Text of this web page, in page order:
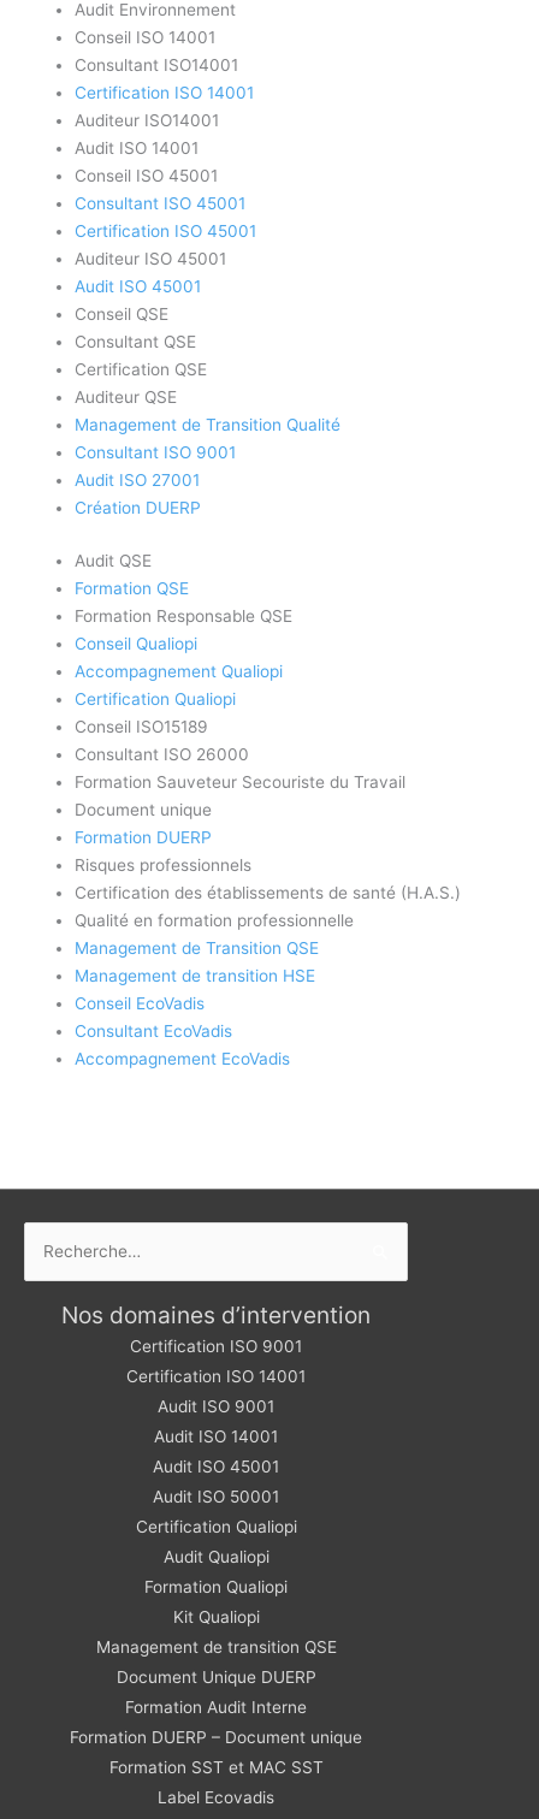
Audit Environnement
Conseil ISO 14001
Consultant ISO14001
Certification ISO 14001
Auditeur ISO14001
Audit ISO 14001
Conseil ISO 45001
Consultant ISO 45001
Certification ISO 45001
Auditeur ISO 45001
Audit ISO 45001
Conseil QSE
Consultant QSE
Certification QSE
Auditeur QSE
Management de Transition Qualité
Consultant ISO 9001
Audit ISO 27001
Création DUERP
Audit QSE
Formation QSE
Formation Responsable QSE
Conseil Qualiopi
Accompagnement Qualiopi
Certification Qualiopi
Conseil ISO15189
Consultant ISO 26000
Formation Sauveteur Secouriste du Travail
Document unique
Formation DUERP
Risques professionnels
Certification des établissements de santé (H.A.S.)
Qualité en formation professionnelle
Management de Transition QSE
Management de transition HSE
Conseil EcoVadis
Consultant EcoVadis
Accompagnement EcoVadis
Nos domaines d’intervention
Certification ISO 9001
Certification ISO 14001
Audit ISO 9001
Audit ISO 14001
Audit ISO 45001
Audit ISO 50001
Certification Qualiopi
Audit Qualiopi
Formation Qualiopi
Kit Qualiopi
Management de transition QSE
Document Unique DUERP
Formation Audit Interne
Formation DUERP – Document unique
Formation SST et MAC SST
Label Ecovadis